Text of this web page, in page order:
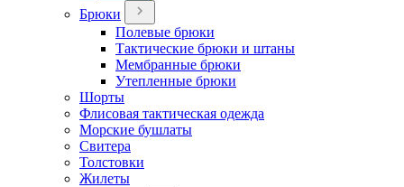
Брюки
Полевые брюки
Тактические брюки и штаны
Мембранные брюки
Утепленные брюки
Шорты
Флисовая тактическая одежда
Морские бушлаты
Свитера
Толстовки
Жилеты